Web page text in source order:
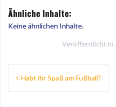
Ähnliche Inhalte:
Keine ähnlichen Inhalte.
Veröffentlicht in
Beitragsnavigation
Habt ihr Spaß am Fußball?